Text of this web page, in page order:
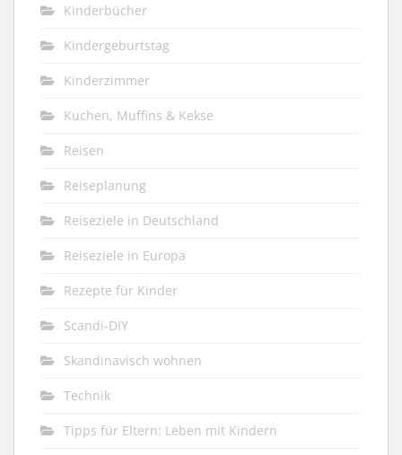
Kinderbücher
Kindergeburtstag
Kinderzimmer
Kuchen, Muffins & Kekse
Reisen
Reiseplanung
Reiseziele in Deutschland
Reiseziele in Europa
Rezepte für Kinder
Scandi-DIY
Skandinavisch wohnen
Technik
Tipps für Eltern: Leben mit Kindern